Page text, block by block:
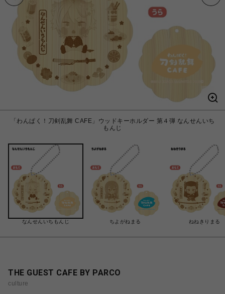
「わんぱく！刀剣乱舞 CAFE」ウッドキーホルダー 第４弾 なんせんいち
もんじ
なんせんいちもんじ ちよがねまる ねねきりまる
THE GUEST CAFE BY PARCO
culture